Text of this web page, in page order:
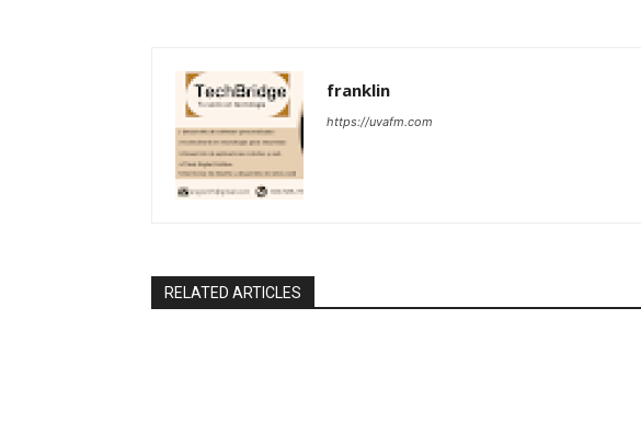
franklin
https://uvafm.com
RELATED ARTICLES